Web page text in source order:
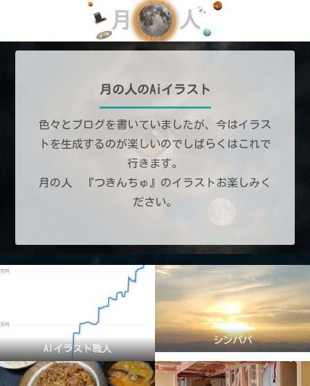
月の人のAiイラスト
色々とブログを書いていましたが、今はイラス
トを生成するのが楽しいのでしばらくはこれで
行きます。
月の人 『つきんちゅ』のイラストお楽しみく
ださい。
AIイラスト職人
シンパパ